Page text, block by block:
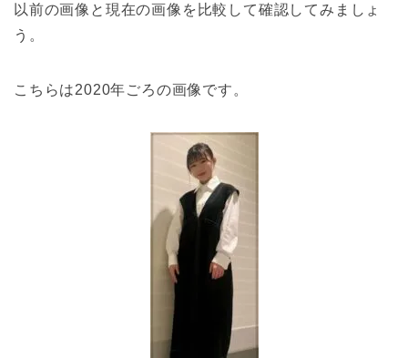
以前の画像と現在の画像を比較して確認してみましょ
う。
こちらは2020年ごろの画像です。